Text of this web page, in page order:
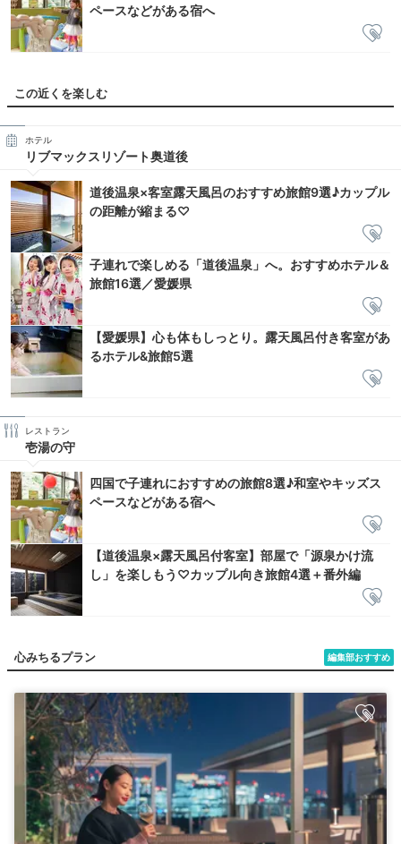
ペースなどがある宿へ
この近くを楽しむ
ホテル
リブマックスリゾート奥道後
道後温泉×客室露天風呂のおすすめ旅館9選♪カップル
の距離が縮まる♡
子連れで楽しめる「道後温泉」へ。おすすめホテル＆
旅館16選／愛媛県
【愛媛県】心も体もしっとり。露天風呂付き客室があ
るホテル&旅館5選
レストラン
壱湯の守
四国で子連れにおすすめの旅館8選♪和室やキッズス
ペースなどがある宿へ
【道後温泉×露天風呂付客室】部屋で「源泉かけ流
し」を楽しもう♡カップル向き旅館4選＋番外編
編集部おすすめ
心みちるプラン